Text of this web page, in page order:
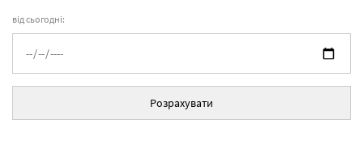
від сьогодні:
Розрахувати